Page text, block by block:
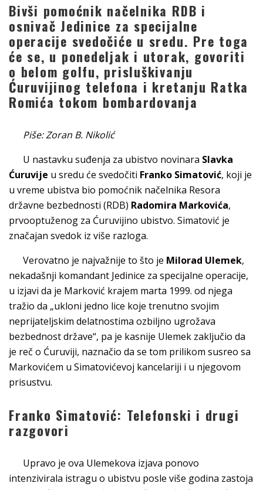
Bivši pomoćnik načelnika RDB i
osnivač Jedinice za specijalne
operacije svedočiće u sredu. Pre toga
će se, u ponedeljak i utorak, govoriti
o belom golfu, prisluškivanju
Ćuruvijinog telefona i kretanju Ratka
Romića tokom bombardovanja
Piše: Zoran B. Nikolić
U nastavku suđenja za ubistvo novinara Slavka
Ćuruvije u sredu će svedočiti Franko Simatović, koji je
u vreme ubistva bio pomoćnik načelnika Resora
državne bezbednosti (RDB) Radomira Markovića,
prvooptuženog za Ćuruvijino ubistvo. Simatović je
značajan svedok iz više razloga.
Verovatno je najvažnije to što je Milorad Ulemek,
nekadašnji komandant Jedinice za specijalne operacije,
u izjavi da je Marković krajem marta 1999. od njega
tražio da „ukloni jedno lice koje trenutno svojim
neprijateljskim delatnostima ozbiljno ugrožava
bezbednost države“, pa je kasnije Ulemek zaključio da
je reč o Ćuruviji, naznačio da se tom prilikom susreo sa
Markovićem u Simatovićevoj kancelariji i u njegovom
prisustvu.
Franko Simatović: Telefonski i drugi
razgovori
Upravo je ova Ulemekova izjava ponovo
intenzivirala istragu o ubistvu posle više godina zastoja